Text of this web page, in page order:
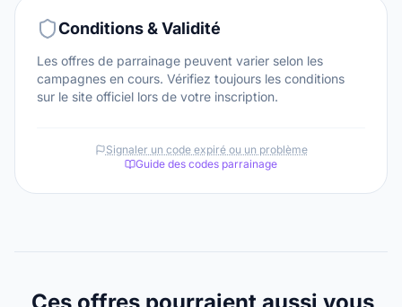
Conditions & Validité
Les offres de parrainage peuvent varier selon les
campagnes en cours. Vérifiez toujours les conditions
sur le site officiel lors de votre inscription.
Signaler un code expiré ou un problème
Guide des codes parrainage